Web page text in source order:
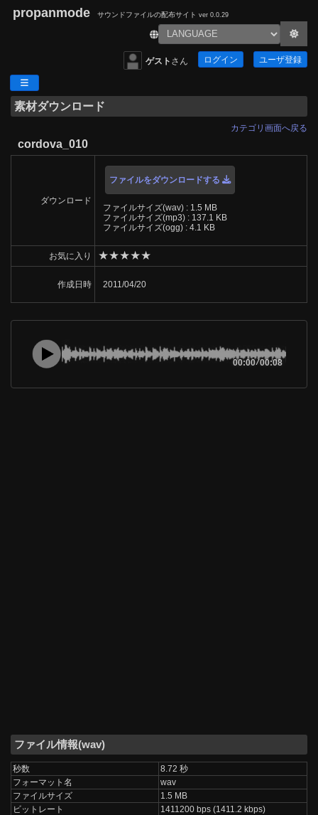
propanmode サウンドファイルの配布サイト ver 0.0.29
ゲスト さん ログイン ユーザ登録
素材ダウンロード
カテゴリ画面へ戻る
cordova_010
ダウンロード
ファイルをダウンロードする
ファイルサイズ(wav) : 1.5 MB
ファイルサイズ(mp3) : 137.1 KB
ファイルサイズ(ogg) : 4.1 KB
お気に入り ★★★★★
作成日時 2011/04/20
00:00/00:08
ファイル情報(wav)
秒数
8.72 秒
フォーマット名
wav
ファイルサイズ
1.5 MB
ビットレート
1411200 bps (1411.2 kbps)